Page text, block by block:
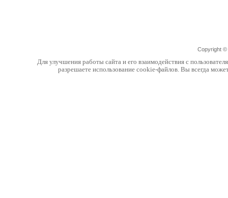
Copyright ©
Для улучшения работы сайта и его взаимодействия с
разрешаете использование cookie-файлов. Вы всегда